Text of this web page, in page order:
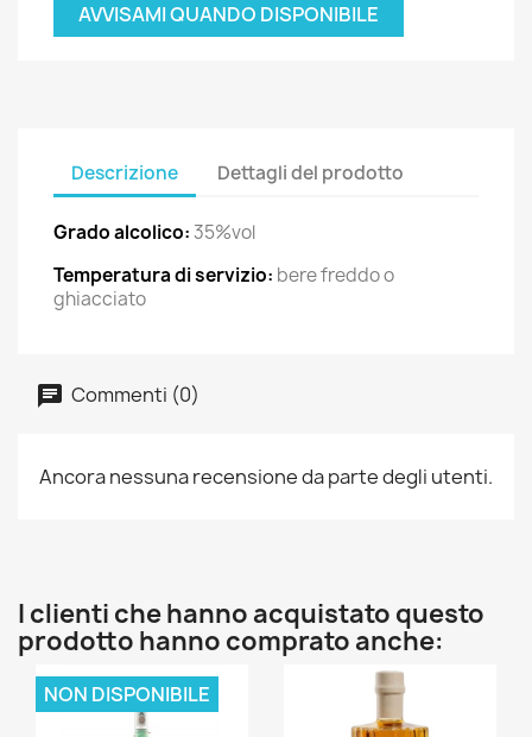
AVVISAMI QUANDO DISPONIBILE
Descrizione Dettagli del prodotto
Grado alcolico:35%vol
Temperatura di servizio: bere freddo o
ghiacciato
Commenti (0)
Ancora nessuna recensione da parte degli utenti.
I clienti che hanno acquistato questo
prodotto hanno comprato anche:
NON DISPONIBILE